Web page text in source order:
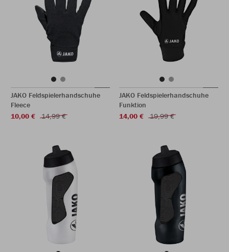
JAKO Feldspielerhandschuhe
Fleece
10,00 €
14,99 €
JAKO Feldspielerhandschuhe
Funktion
14,00 €
19,99 €